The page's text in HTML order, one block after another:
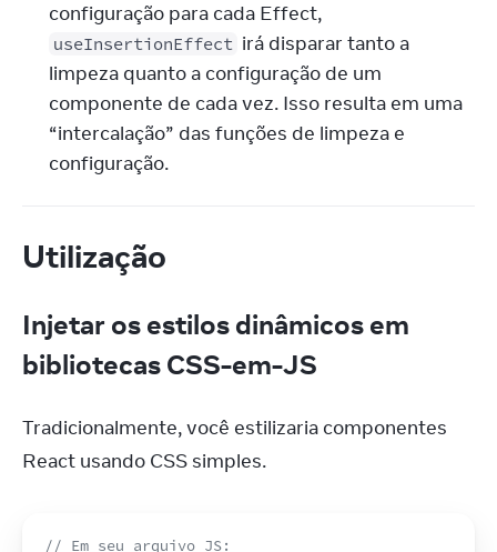
configuração para cada Effect,
useInsertionEffect irá disparar tanto a
limpeza quanto a configuração de um
componente de cada vez. Isso resulta em uma
“intercalação” das funções de limpeza e
configuração.
Utilização
Injetar os estilos dinâmicos em
bibliotecas CSS-em-JS
Tradicionalmente, você estilizaria componentes
React usando CSS simples.
// Em seu arquivo JS: